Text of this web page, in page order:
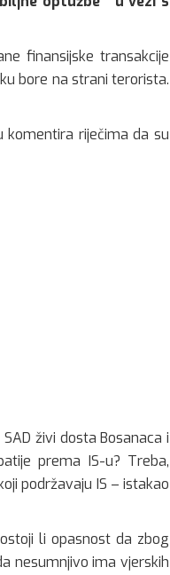
finansijske transakcije
bore na strani terorista.
komentira riječima da su
živi dosta Bosanaca i
prema IS-u? Treba,
podržavaju IS – istakao
li opasnost da zbog
nesumnjivo ima vjerskih